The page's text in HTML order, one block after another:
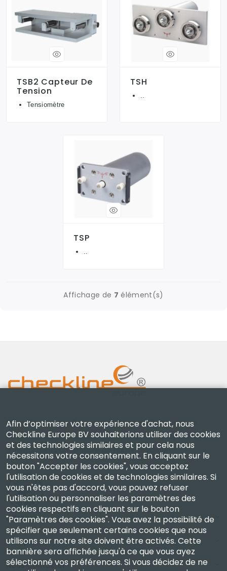
TSB2 Capteur De
Tension
Tensiomètre
TSH
TSP
..
Affichage de 7 élément(s)
Checkline Europe B.V. — spécialistes de la fourniture,
de l'étalonnage, de la certification et de la réparation
d'instruments de mesure de haute précision.
Entreprise
Compte
Nous Contacter
Afin d’optimiser votre expérience d'achat, nous
Checkline Europe BV souhaiterions utiliser des cookies
et des technologies similaires et pour cela nous
nécessitons votre consentement. En cliquant sur le
bouton "Accepter les cookies", vous acceptez
l'utilisation de cookies et de technologies similaires. Si
vous n'êtes pas d'accord, vous pouvez refuser
l'utilisation ou personnaliser les paramètres des
cookies respectifs en cliquant sur le bouton
"Paramètres des cookies". Vous avez la possibilité de
spécifier que seulement certains cookies que nous
utilisons sur notre site doivent être activés. Cette
bannière sera affichée jusqu'à ce que vous ayez
sélectionné vos préférences. Si vous décidez de ne